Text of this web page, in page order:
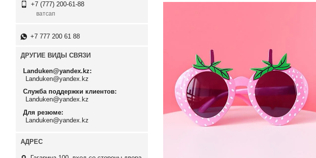
+7 (777) 200-61-88
ватсап
+7 777 200 61 88
ДРУГИЕ ВИДЫ СВЯЗИ
Landuken@yandex.kz
Landuken@yandex.kz
Служба поддержки клиентов
Landuken@yandex.kz
Для резюме
Landuken@yandex.kz